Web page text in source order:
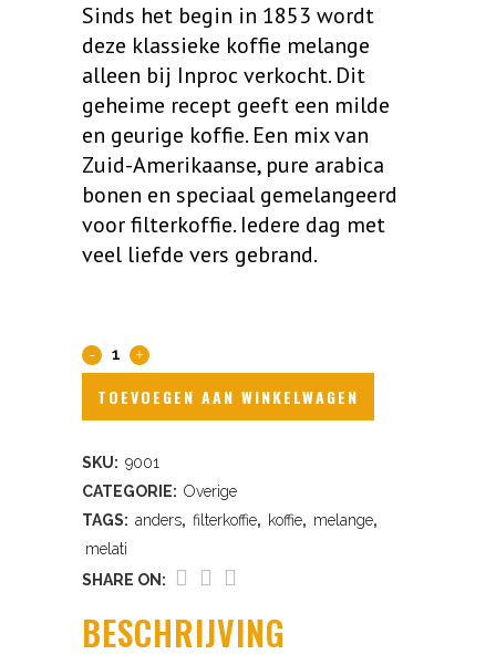
Sinds het begin in 1853 wordt
deze klassieke koffie melange
alleen bij Inproc verkocht. Dit
geheime recept geeft een milde
en geurige koffie. Een mix van
Zuid-Amerikaanse, pure arabica
bonen en speciaal gemelangeerd
voor filterkoffie. Iedere dag met
veel liefde vers gebrand.
HMK
Melati
snelfiltermaling
quantity
TOEVOEGEN AAN WINKELWAGEN
SKU: 9001
CATEGORIE: Overige
TAGS: anders, filterkoffie, koffie, melange,
melati
SHARE ON:
BESCHRIJVING